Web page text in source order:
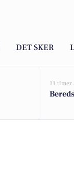
DET SKER
11 timer